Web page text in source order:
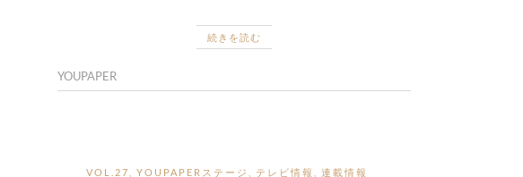
続きを読む
YOUPAPER
VOL.27 ,YOUPAPERステージ ,テレビ情報 ,連載情報